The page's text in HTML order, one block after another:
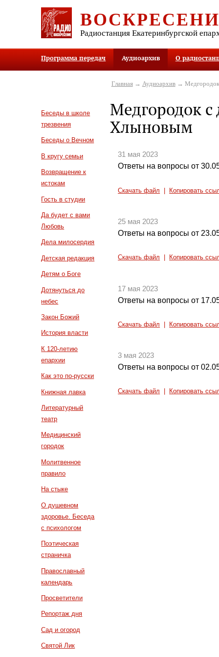
Радиостанция Екатеринбургской
Программа передач Аудиоархив О
Беседы в школе
трезвения
Беседы о Вечном
В кругу семьи
Возвращение к
истокам
Гость в студии
Да будет с вами
Любовь
Дела милосердия
Детская редакция
Детям о Боге
Дотянуться до
небес
Закон Божий
История власти
К 120-летию
епархии
Как это по-русски
Книжная лавка
Литературный
театр
Медицинский
городок
Молитвенное
правило
На стыке
О душевном
здоровье. Беседа
с психологом
Поэтическая
страничка
Православный
календарь
Просветители
Репортаж дня
Сад и огород
Святой Лик
Главная→ Аудиоархив→ Медгородок
Медгородок с
Хлыновым
31 мая 2023
Ответы на вопросы от
Скачать файл Копировать
25 мая 2023
Ответы на вопросы от
Скачать файл Копировать
17 мая 2023
Ответы на вопросы от
Скачать файл Копировать
3 мая 2023
Ответы на вопросы от
Скачать файл Копировать